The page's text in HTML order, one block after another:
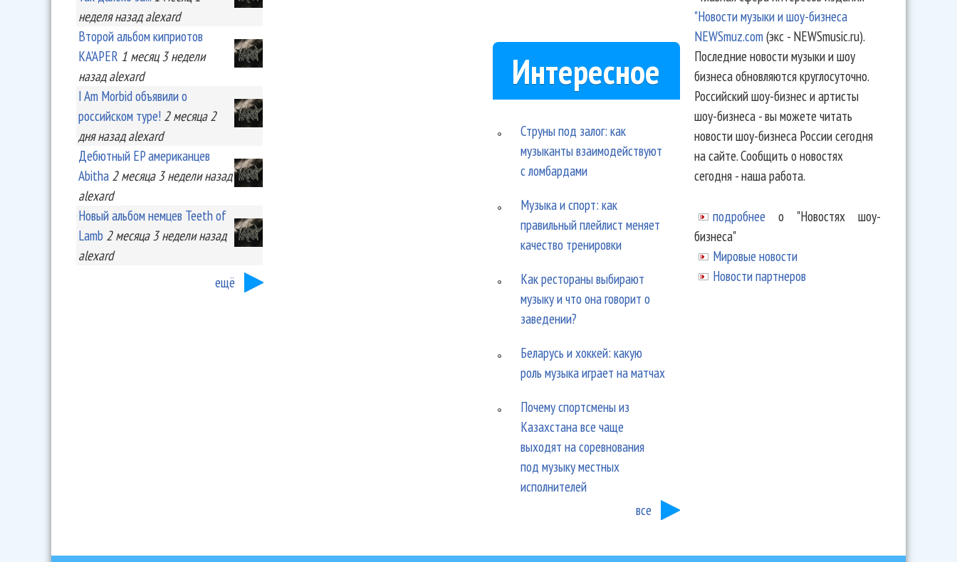
неделяназад alexard
Второй альбом киприотов
KA'APER 1 месяц 3 недели
назад alexard
I Am Morbid объявили о
российском туре! 2 месяца 2
дняназад alexard
Дебютный EP американцев
Abitha 2 месяца 3 неделиназад
alexard
Новый альбом немцев Teeth of
Lamb 2 месяца 3 неделиназад
alexard
ещё
Интересное
Струны под залог: как
музыканты взаимодействуют
с ломбардами
Музыка и спорт: как
правильный плейлист меняет
качество тренировки
Как рестораны выбирают
музыку и что она говорит о
заведении?
Беларусь и хоккей: какую
роль музыка играет на матчах
Почему спортсмены из
Казахстана все чаще
выходят на соревнования
под музыку местных
исполнителей
все
"Новости музыки и шоу-бизнеса
NEWSmuz.com(экс - NEWSmusic.ru).
Последние новости музыки и шоу
бизнеса обновляются круглосуточно.
Российский шоу-бизнес и артисты
шоу-бизнеса - вы можете читать
новости шоу-бизнеса России сегодня
на сайте. Сообщить о новостях
сегодня - наша работа.
подробнее о "Новостях шоу-
бизнеса"
Мировые новости
Новости партнеров